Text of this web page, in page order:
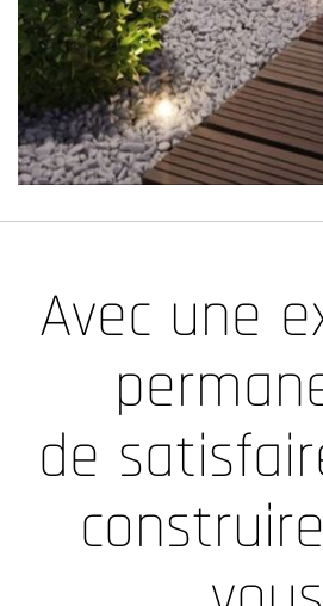
Avec une
de